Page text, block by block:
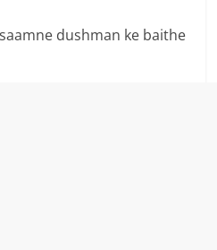
dushman ke baithe